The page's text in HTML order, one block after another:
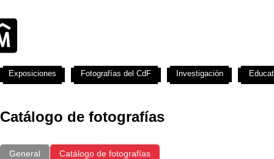
Catálogo de fotografías
General Catálogo de fotografías
Exposiciones Fotografías del CdF Investigación